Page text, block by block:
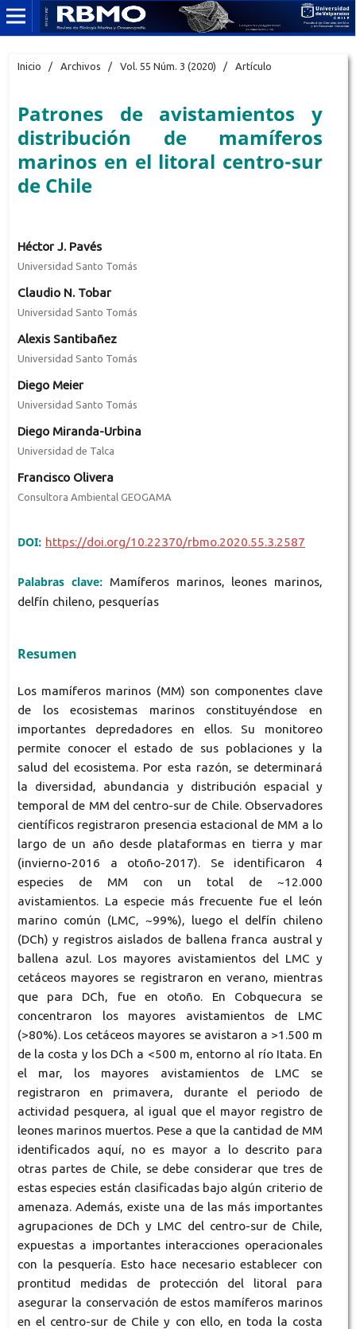
Inicio / Archivos / Vol. 55 Núm. 3 (2020) / Artículo
Patrones de avistamientos y
distribución de mamíferos
marinos en el litoral centro-sur
de Chile
Héctor J. Pavés
Universidad Santo Tomás
Claudio N. Tobar
Universidad Santo Tomás
Alexis Santibañez
Universidad Santo Tomás
Diego Meier
Universidad Santo Tomás
Diego Miranda-Urbina
Universidad de Talca
Francisco Olivera
Consultora Ambiental GEOGAMA
DOI: https://doi.org/10.22370/rbmo.2020.55.3.2587
Palabras clave: Mamíferos marinos, leones marinos,
delfín chileno, pesquerías
Resumen
Los mamíferos marinos (MM) son componentes clave
de los ecosistemas marinos constituyéndose en
importantes depredadores en ellos. Su monitoreo
permite conocer el estado de sus poblaciones y la
salud del ecosistema. Por esta razón, se determinará
la diversidad, abundancia y distribución espacial y
temporal de MM del centro-sur de Chile. Observadores
científicos registraron presencia estacional de MM a lo
largo de un año desde plataformas en tierra y mar
(invierno-2016 a otoño-2017). Se identificaron 4
especies de MM con un total de ~12.000
avistamientos. La especie más frecuente fue el león
marino común (LMC, ~99%), luego el delfín chileno
(DCh) y registros aislados de ballena franca austral y
ballena azul. Los mayores avistamientos del LMC y
cetáceos mayores se registraron en verano, mientras
que para DCh, fue en otoño. En Cobquecura se
concentraron los mayores avistamientos de LMC
(>80%). Los cetáceos mayores se avistaron a >1.500 m
de la costa y los DCh a <500 m, entorno al río Itata. En
el mar, los mayores avistamientos de LMC se
registraron en primavera, durante el periodo de
actividad pesquera, al igual que el mayor registro de
leones marinos muertos. Pese a que la cantidad de MM
identificados aquí, no es mayor a lo descrito para
otras partes de Chile, se debe considerar que tres de
estas especies están clasificadas bajo algún criterio de
amenaza. Además, existe una de las más importantes
agrupaciones de DCh y LMC del centro-sur de Chile,
expuestas a importantes interacciones operacionales
con la pesquería. Esto hace necesario establecer con
prontitud medidas de protección del litoral para
asegurar la conservación de estos mamíferos marinos
en el centro-sur de Chile y con ello, en toda la costa